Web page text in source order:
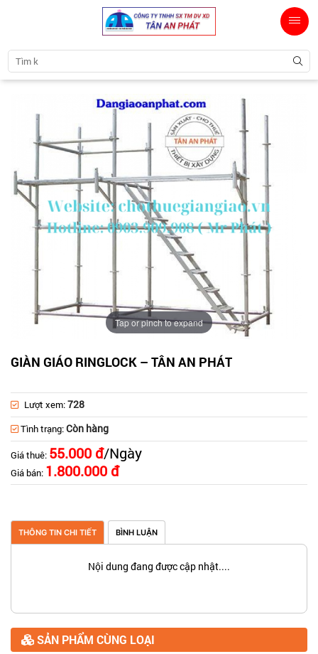
Tap or pinch to expand
GIÀN GIÁO RINGLOCK – TÂN AN PHÁT
Lượt xem:728
Tình trạng:Còn hàng
Giá thuê: 55.000 đ/Ngày
Giá bán: 1.800.000 đ
THÔNG TIN CHI TIẾT BÌNH LUẬN
Nội dung đang được cập nhật....
SẢN PHẨM CÙNG LOẠI